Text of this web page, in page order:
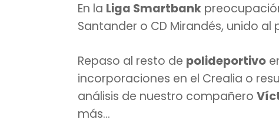
En la Liga Smartbank
Santander o CD Mirandés, unido
Repaso al resto de polideportivo
incorporaciones en el Crealia o
análisis de nuestro compañero
más…